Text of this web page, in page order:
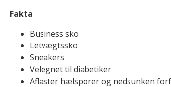
Fakta
Business sko
Letvægtssko
Sneakers
Velegnet til diabetiker
Aflaster hælsporer og nedsunken